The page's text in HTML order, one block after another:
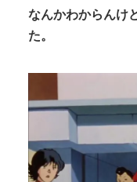
なんかわからんけ
た。